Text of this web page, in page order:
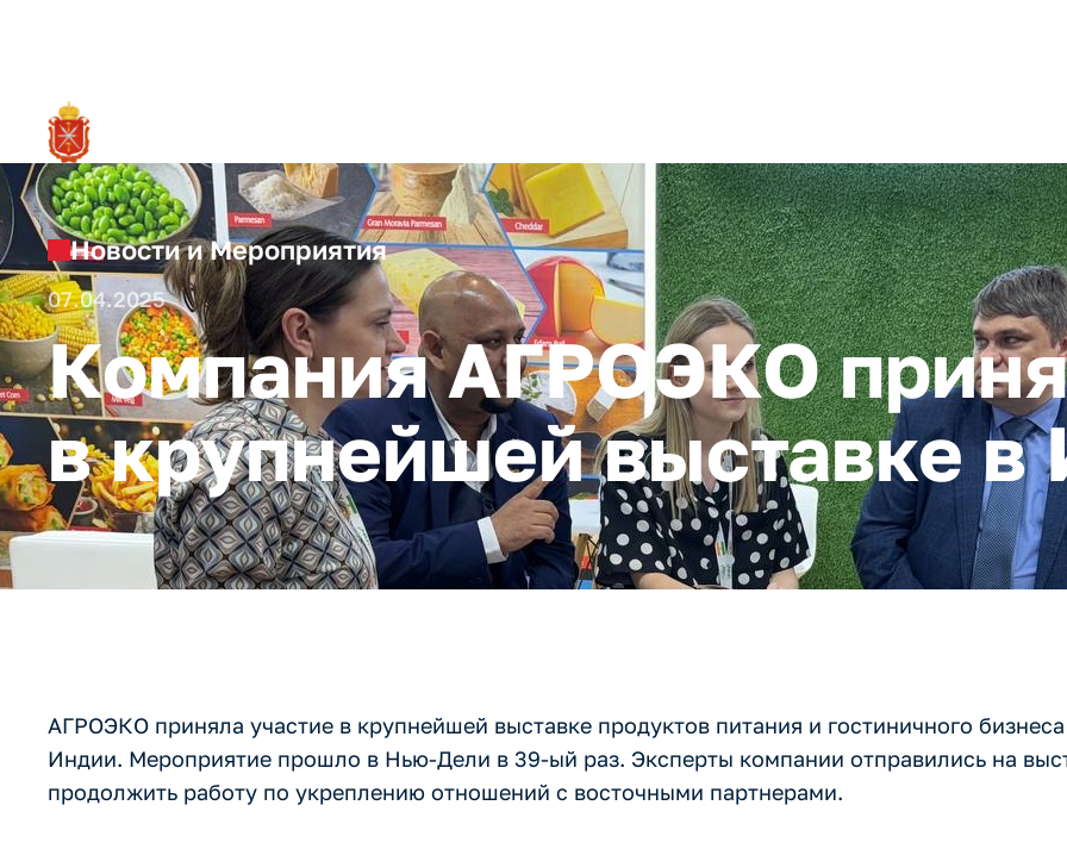
Новости и Мероприятия
07.04.2025
Компания АГРОЭКО
в крупнейшей выставке в
АГРОЭКО приняла участие в крупнейшей выставке продуктов питания и гостиничного бизнеса
Индии. Мероприятие прошло в Нью-Дели в 39-ый раз. Эксперты компании отправились на
продолжить работу по укреплению отношений с восточными партнерами.